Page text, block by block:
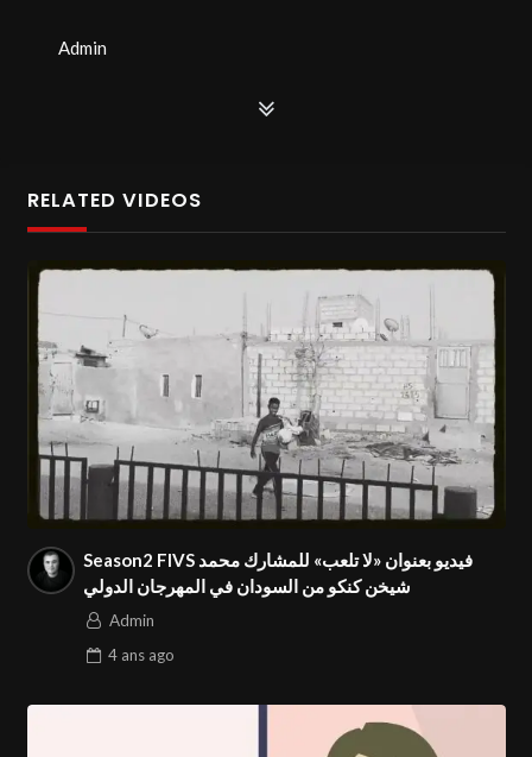
Admin
RELATED VIDEOS
Season2 FIVS فيديو بعنوان «لا تلعب» للمشارك محمد
شيخن كنكو من السودان في المهرجان الدولي
Admin
4 ans ago